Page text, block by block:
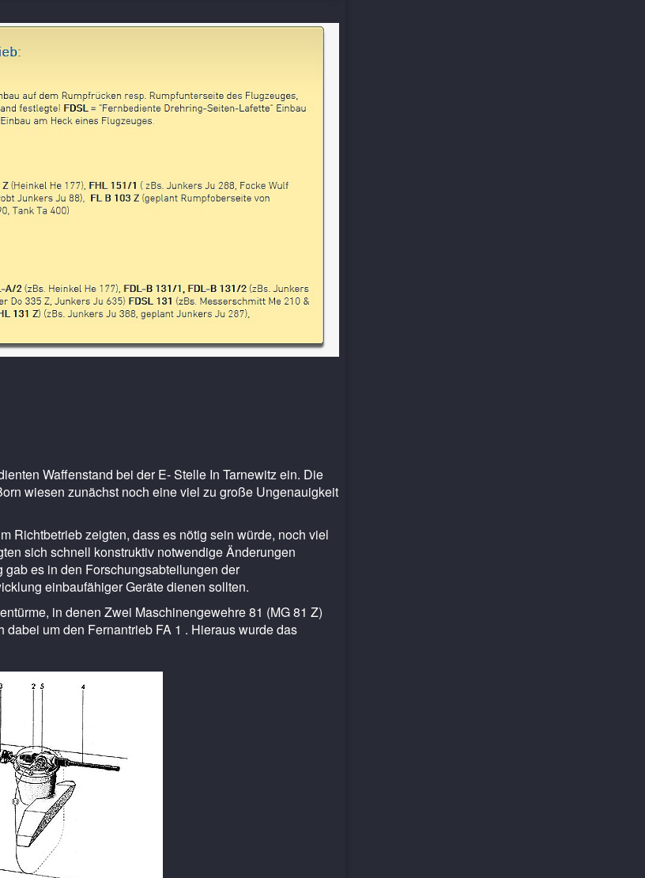
Waffenstand bei der E- Stelle In Tarnewitz ein. Die
wiesen zunächst noch eine viel zu große Ungenauigkeit
Richtbetrieb zeigten, dass es nötig sein würde, noch viel
sich schnell konstruktiv notwendige Änderungen
es in den Forschungsabteilungen der
einbaufähiger Geräte dienen sollten.
in denen Zwei Maschinengewehre 81 (MG 81 Z)
um den Fernantrieb FA 1 . Hieraus wurde das